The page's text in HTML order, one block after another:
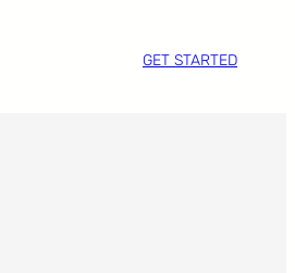
GET STARTED